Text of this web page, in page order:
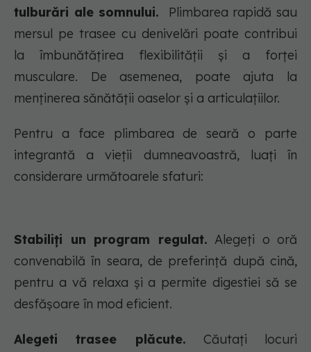
tulburări ale somnului. Plimbarea rapidă sau
mersul pe trasee cu denivelări poate contribui
la îmbunătățirea flexibilității și a forței
musculare. De asemenea, poate ajuta la
menținerea sănătății oaselor și a articulațiilor.
Pentru a face plimbarea de seară o parte
integrantă a vieții dumneavoastră, luați în
considerare următoarele sfaturi:
Stabiliți un program regulat. Alegeți o oră
convenabilă în seara, de preferință după cină,
pentru a vă relaxa și a permite digestiei să se
desfășoare în mod eficient.
Alegeti trasee plăcute. Căutați locuri